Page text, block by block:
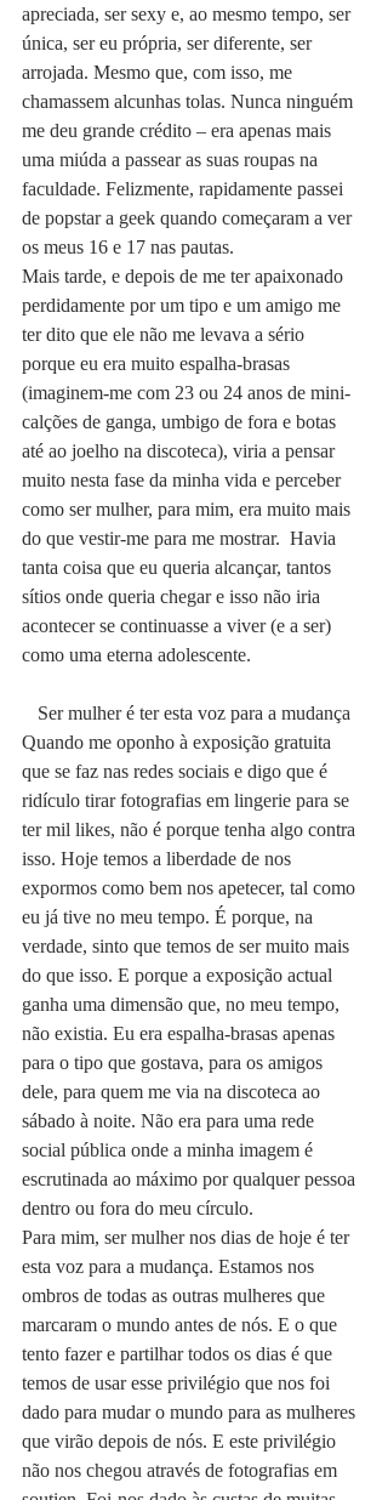
apreciada, ser sexy e, ao mesmo tempo, ser
única, ser eu própria, ser diferente, ser
arrojada. Mesmo que, com isso, me
chamassem alcunhas tolas. Nunca ninguém
me deu grande crédito – era apenas mais
uma miúda a passear as suas roupas na
faculdade. Felizmente, rapidamente passei
de popstar a geek quando começaram a ver
os meus 16 e 17 nas pautas.
Mais tarde, e depois de me ter apaixonado
perdidamente por um tipo e um amigo me
ter dito que ele não me levava a sério
porque eu era muito espalha-brasas
(imaginem-me com 23 ou 24 anos de mini-
calções de ganga, umbigo de fora e botas
até ao joelho na discoteca), viria a pensar
muito nesta fase da minha vida e perceber
como ser mulher, para mim, era muito mais
do que vestir-me para me mostrar.  Havia
tanta coisa que eu queria alcançar, tantos
sítios onde queria chegar e isso não iria
acontecer se continuasse a viver (e a ser)
como uma eterna adolescente.
Ser mulher é ter esta voz para a mudança
Quando me oponho à exposição gratuita
que se faz nas redes sociais e digo que é
ridículo tirar fotografias em lingerie para se
ter mil likes, não é porque tenha algo contra
isso. Hoje temos a liberdade de nos
expormos como bem nos apetecer, tal como
eu já tive no meu tempo. É porque, na
verdade, sinto que temos de ser muito mais
do que isso. E porque a exposição actual
ganha uma dimensão que, no meu tempo,
não existia. Eu era espalha-brasas apenas
para o tipo que gostava, para os amigos
dele, para quem me via na discoteca ao
sábado à noite. Não era para uma rede
social pública onde a minha imagem é
escrutinada ao máximo por qualquer pessoa
dentro ou fora do meu círculo.
Para mim, ser mulher nos dias de hoje é ter
esta voz para a mudança. Estamos nos
ombros de todas as outras mulheres que
marcaram o mundo antes de nós. E o que
tento fazer e partilhar todos os dias é que
temos de usar esse privilégio que nos foi
dado para mudar o mundo para as mulheres
que virão depois de nós. E este privilégio
não nos chegou através de fotografias em